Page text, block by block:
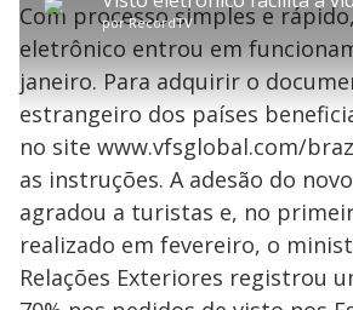
l
a
y
porRecordTV
a
r
1
0
e
g
n
d
s
ç
a
s
e
u
n
o
s
M
5
.
4
6
%
Com processo simples e
eletrônico entrou em
janeiro. Para adquirir o
estrangeiro dos países
no site www.vfsglobal.com/
as instruções. A adesão do
agradou a turistas e, no
realizado em fevereiro, o
Relações Exteriores registrou